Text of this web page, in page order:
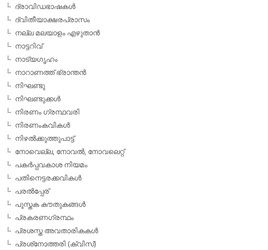
ദ്രാവിഡഭാഷകള്‍
ദ്വിതീയാക്ഷരപ്രാസം
നല്ല മലയാളം എഴുതാന്‍
നാട്ടറിവ്
നാട്യഗൃഹം
നാറാണത്ത് ഭ്രാന്തന്‍
നിഘണ്ടു
നിഘണ്ടുക്കള്‍
നിരണം ഗ്രന്ഥവരി
നിരണംകവികള്‍
നിഴല്‍ക്കുത്തുപാട്ട്
നോവെല്ല, നോവല്‍, നോവലെറ്റ്
പകര്‍പ്പവകാശ നിയമം
പതിനെട്ടരക്കവികള്‍
പരല്‍പ്പേര്
പുസ്തക കൗതുകങ്ങള്‍
പ്രകരണഗ്രന്ഥം
പ്രശസ്ത അവതാരികകള്‍
പ്രശ്‌നോത്തരി (ക്വിസ്)